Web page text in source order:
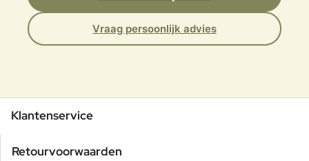
Vraag persoonlijk advies
Klantenservice
Retourvoorwaarden